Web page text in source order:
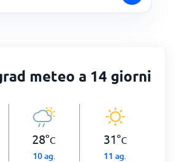
meteo a 14 giorni
28°C
10 ag.
31°C
11 ag.